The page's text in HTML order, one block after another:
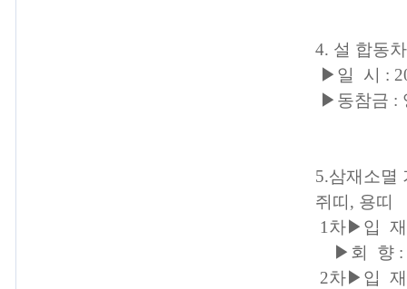
4. 설 합동
▶일 시 :
▶동참금 :
5.삼재소멸
쥐띠, 용띠
1차▶입 재
▶회 향 :
2차▶입 재